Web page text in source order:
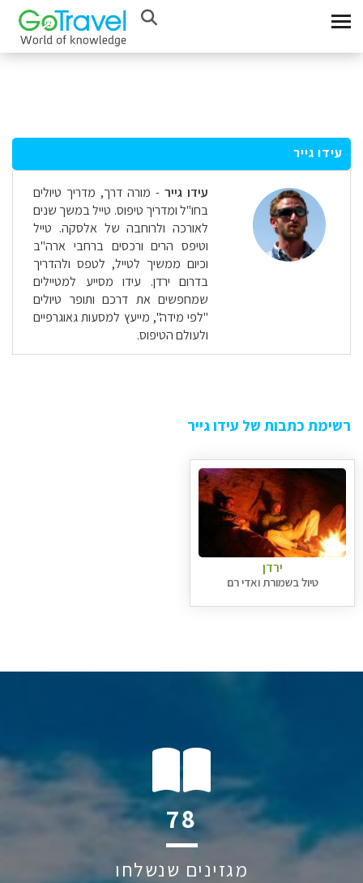
עידו גייר
עידו גייר - מורה דרך, מדריך טיולים
בחו"ל ומדריך טיפוס. טייל במשך שנים
לאורכה ולרוחבה של אלסקה. טייל
וטיפס הרים ורכסים ברחבי ארה"ב
וכיום ממשיך לטייל, לטפס ולהדריך
בדרום ירדן. עידו מסייע למטיילים
שמחפשים את דרכם ותופר טיולים
"לפי מידה", מייעץ למסעות גאוגרפיים
ולעולם הטיפוס.
רשימת כתבות של עידו גייר
ירדן
טיול בשמורת ואדי רם
91
מגזינים שנשלחו